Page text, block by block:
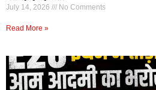
July 14, 2026 No Comments
Read More »